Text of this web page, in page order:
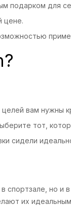
подарком для
цене.
вам нужны
тот,
сидели
но и
их